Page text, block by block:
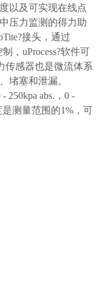
以及可实现在线点
压力监测的得力助
接头，通过
，uProcess?软件可
传感器也是微流体系
堵塞和泄漏。
250kpa abs. ， 0 -
是测量范围的1%，可